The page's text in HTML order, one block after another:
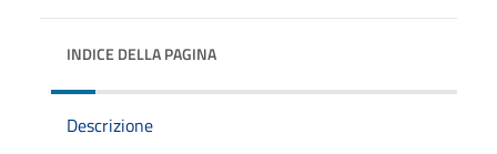
INDICE DELLA PAGINA
Descrizione